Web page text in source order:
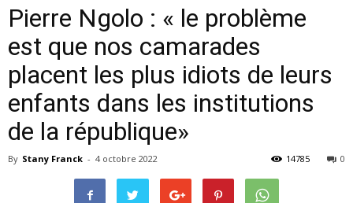
Pierre Ngolo : « le problème
est que nos camarades
placent les plus idiots de leurs
enfants dans les institutions
de la république»
By Stany Franck - 4 octobre 2022 0
14785